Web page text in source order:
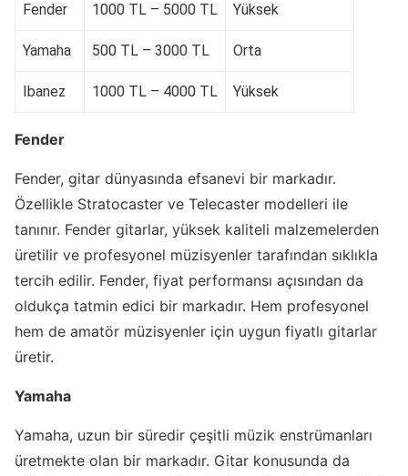
Fender 1000 TL – 5000 TL Yüksek
Yamaha 500 TL – 3000 TL Orta
Ibanez 1000 TL – 4000 TL Yüksek
Fender
Fender, gitar dünyasında efsanevi bir markadır.
Özellikle Stratocaster ve Telecaster modelleri ile
tanınır. Fender gitarlar, yüksek kaliteli malzemelerden
üretilir ve profesyonel müzisyenler tarafından sıklıkla
tercih edilir. Fender, fiyat performansı açısından da
oldukça tatmin edici bir markadır. Hem profesyonel
hem de amatör müzisyenler için uygun fiyatlı gitarlar
üretir.
Yamaha
Yamaha, uzun bir süredir çeşitli müzik enstrümanları
üretmekte olan bir markadır. Gitar konusunda da